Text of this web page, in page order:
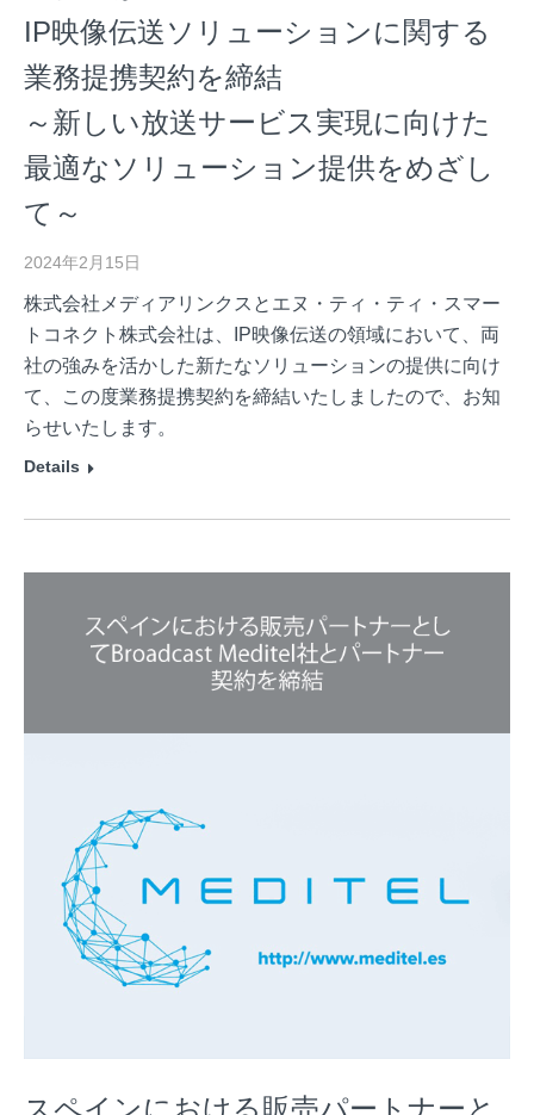
IP映像伝送ソリューションに関する
業務提携契約を締結
～新しい放送サービス実現に向けた
最適なソリューション提供をめざし
て～
2024年2月15日
株式会社メディアリンクスとエヌ・ティ・ティ・スマー
トコネクト株式会社は、IP映像伝送の領域において、両
社の強みを活かした新たなソリューションの提供に向け
て、この度業務提携契約を締結いたしましたので、お知
らせいたします。
Details
スペインにおける販売パートナーと